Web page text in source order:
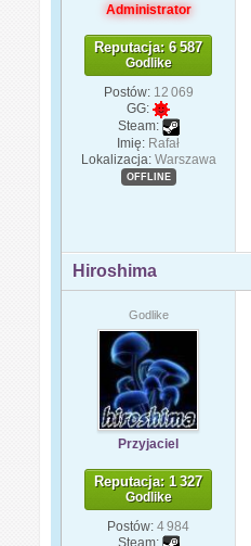
Administrator
Reputacja: 6 587
Godlike
Postów: 12 069
GG:
Steam:
Imię: Rafał
Lokalizacja: Warszawa
OFFLINE
Hiroshima
Godlike
Przyjaciel
Reputacja: 1 327
Godlike
Postów: 4 984
Steam: